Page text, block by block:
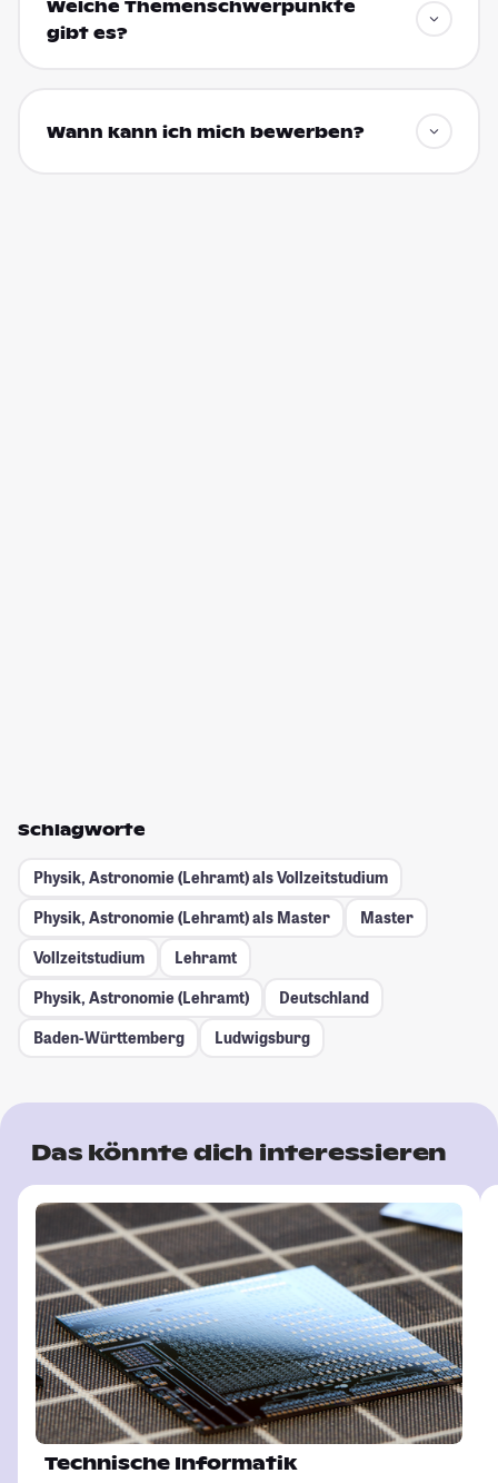
Welche Themenschwerpunkte
gibt es?
Wann kann ich mich bewerben?
Schlagworte
Physik, Astronomie (Lehramt) als Vollzeitstudium
Physik, Astronomie (Lehramt) als Master
Master
Vollzeitstudium
Lehramt
Physik, Astronomie (Lehramt)
Deutschland
Baden-Württemberg
Ludwigsburg
Das könnte dich interessieren
Technische Informatik